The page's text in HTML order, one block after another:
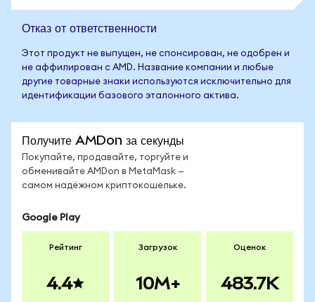
Отказ от ответственности
Этот продукт не выпущен, не спонсирован, не одобрен и
не аффилирован с AMD. Название компании и любые
другие товарные знаки используются исключительно для
идентификации базового эталонного актива.
Получите AMDon за секунды
Покупайте, продавайте, торгуйте и
обменивайте AMDon в MetaMask —
самом надёжном криптокошельке.
Google Play
Рейтинг
4.4
Загрузок
10M+
Оценок
483.7K